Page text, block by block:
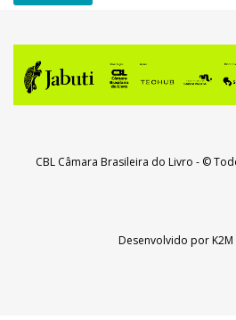
CBL Câmara Brasileira do Livro - ©
Desenvolvido por